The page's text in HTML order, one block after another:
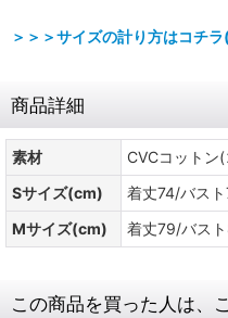
＞＞＞サイズの計り方はコチ
商品詳細
素材
CVCコットン
Sサイズ(cm)
着丈74/バス
Mサイズ(cm)
着丈79/バス
この商品を買った人は、